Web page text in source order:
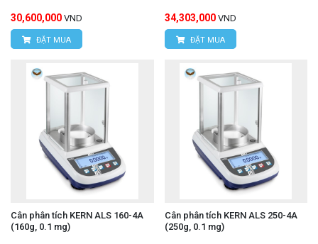
30,600,000 VND
ĐẶT MUA
34,303,000 VND
ĐẶT MUA
Cân phân tích KERN ALS 160-4A
(160g, 0.1 mg)
Cân phân tích KERN ALS 250-4A
(250g, 0.1 mg)